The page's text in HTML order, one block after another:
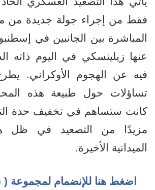
فقط من إجراء جولة جديدة من
المباشرة بين الجانبين في
عنها زيلينسكي في اليوم ذاته
فيه عن الهجوم الأوكراني.
تساؤلات حول طبيعة هذه
كانت ستساهم في تخفيف حدة
مزيدًا من التصعيد في ظل
الميدانية الأخيرة.
اضغط هنا للإنضمام لمجموعة